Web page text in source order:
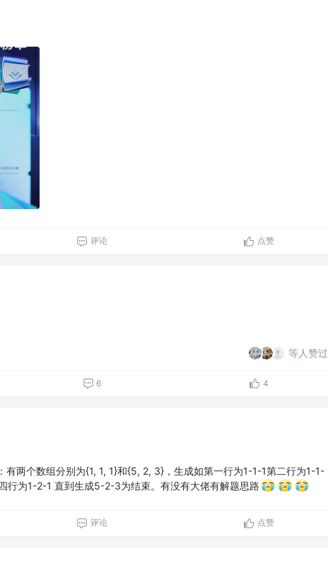
评论 点赞
等人赞过
6 4
有两个数组分别为{1, 1, 1}和{5, 2, 3}，生成如第一行为1-1-1第二行为1-1-
行为1-2-1 直到生成5-2-3为结束。有没有大佬有解题思路
评论 点赞